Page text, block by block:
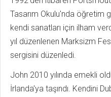
Tasarım Okulu'nda öğretim
kendi sanatları için ilham
yıl düzenlenen Marksizm
sergisini düzenledi.
John 2010 yılında emekli
İrlanda'ya taşındı. Kendini